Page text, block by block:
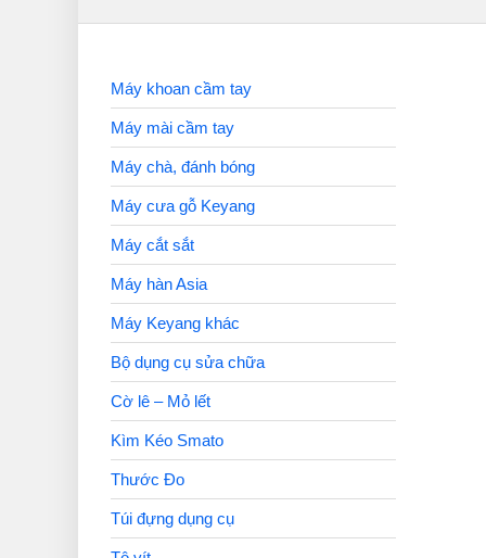
Máy khoan cầm tay
Máy mài cầm tay
Máy chà, đánh bóng
Máy cưa gỗ Keyang
Máy cắt sắt
Máy hàn Asia
Máy Keyang khác
Bộ dụng cụ sửa chữa
Cờ lê – Mỏ lết
Kìm Kéo Smato
Thước Đo
Túi đựng dụng cụ